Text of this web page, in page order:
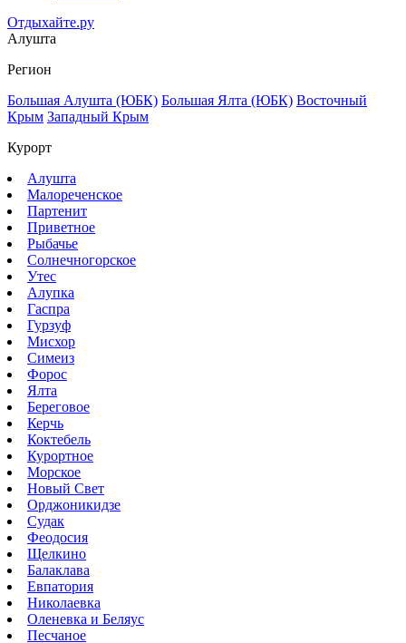
Отдыхайте.ру
Алушта
Регион
Большая Алушта (ЮБК) Большая Ялта (ЮБК) Восточный
Крым Западный Крым
Курорт
Алушта
Малореченское
Партенит
Приветное
Рыбачье
Солнечногорское
Утес
Алупка
Гаспра
Гурзуф
Мисхор
Симеиз
Форос
Ялта
Береговое
Керчь
Коктебель
Курортное
Морское
Новый Свет
Орджоникидзе
Судак
Феодосия
Щелкино
Балаклава
Евпатория
Николаевка
Оленевка и Беляус
Песчаное